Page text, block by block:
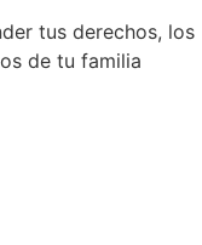
tus derechos, los
de tu familia